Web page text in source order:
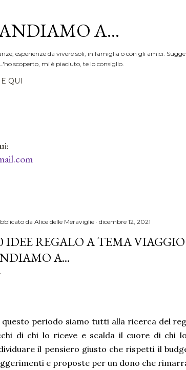
A...
esperienze da vivere soli, in famiglia o con gli amici.
scoperto, mi è piaciuto, te lo consiglio.
QUI
da Alice delle Meraviglie dicembre 12, 2021
IDEE REGALO A TEMA
A...
questo periodo siamo tutti alla ricerca del
di chi lo riceve e scalda il cuore di chi
il pensiero giusto che rispetti il
e proposte per un dono che